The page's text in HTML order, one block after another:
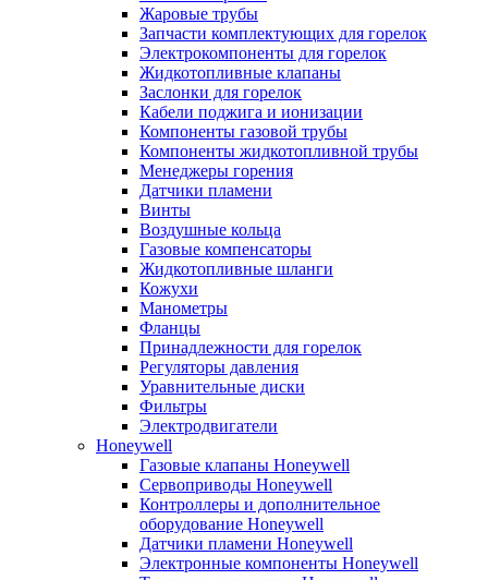
Жаровые трубы
Запчасти комплектующих для горелок
Электрокомпоненты для горелок
Жидкотопливные клапаны
Заслонки для горелок
Кабели поджига и ионизации
Компоненты газовой трубы
Компоненты жидкотопливной трубы
Менеджеры горения
Датчики пламени
Винты
Воздушные кольца
Газовые компенсаторы
Жидкотопливные шланги
Кожухи
Манометры
Фланцы
Принадлежности для горелок
Регуляторы давления
Уравнительные диски
Фильтры
Электродвигатели
Honeywell
Газовые клапаны Honeywell
Сервоприводы Honeywell
Контроллеры и дополнительное
оборудование Honeywell
Датчики пламени Honeywell
Электронные компоненты Honeywell